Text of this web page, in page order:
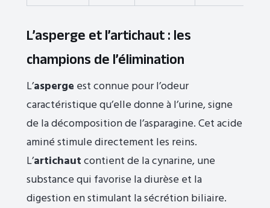
L’asperge et l’artichaut : les
champions de l’élimination
L’asperge est connue pour l’odeur
caractéristique qu’elle donne à l’urine, signe
de la décomposition de l’asparagine. Cet acide
aminé stimule directement les reins.
L’artichautcontient de la cynarine, une
substance qui favorise la diurèse et la
digestion en stimulant la sécrétion biliaire.